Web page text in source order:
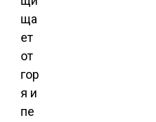
ща
ет
от
гор
я и
пе